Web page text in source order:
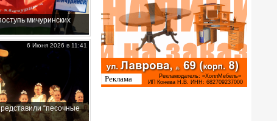
мичуринских
“песочные
6 Июня 2026 в 11:41